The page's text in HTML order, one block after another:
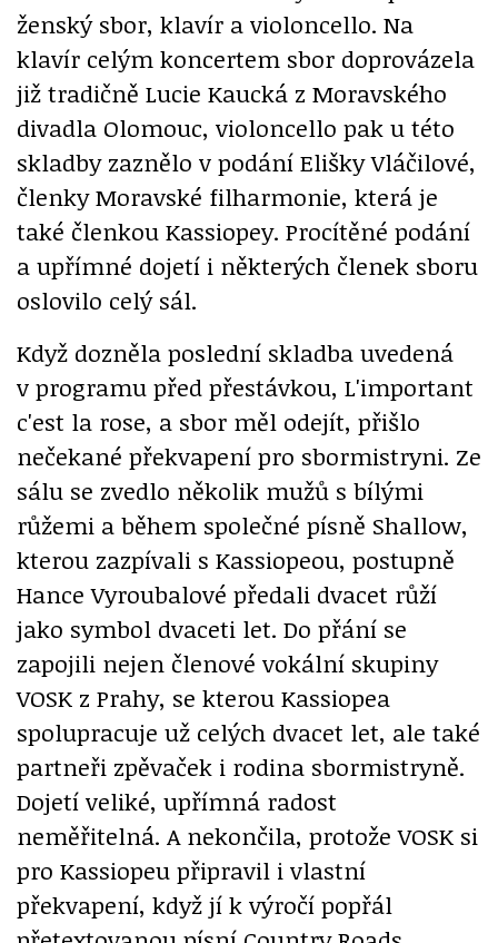
ženský sbor, klavír a violoncello. Na
klavír celým koncertem sbor doprovázela
již tradičně Lucie Kaucká z Moravského
divadla Olomouc, violoncello pak u této
skladby zaznělo v podání Elišky Vláčilové,
členky Moravské filharmonie, která je
také členkou Kassiopey. Procítěné podání
a upřímné dojetí i některých členek sboru
oslovilo celý sál.
Když dozněla poslední skladba uvedená
v programu před přestávkou, L'important
c'est la rose, a sbor měl odejít, přišlo
nečekané překvapení pro sbormistryni. Ze
sálu se zvedlo několik mužů s bílými
růžemi a během společné písně Shallow,
kterou zazpívali s Kassiopeou, postupně
Hance Vyroubalové předali dvacet růží
jako symbol dvaceti let. Do přání se
zapojili nejen členové vokální skupiny
VOSK z Prahy, se kterou Kassiopea
spolupracuje už celých dvacet let, ale také
partneři zpěvaček i rodina sbormistryně.
Dojetí veliké, upřímná radost
neměřitelná. A nekončila, protože VOSK si
pro Kassiopeu připravil i vlastní
překvapení, když jí k výročí popřál